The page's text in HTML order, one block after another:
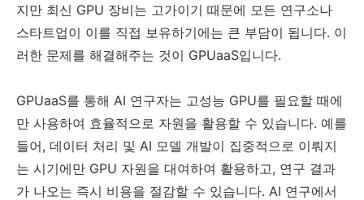
지만 최신 GPU 장비는 고가이기 때문에 모든 연구소나
스타트업이 이를 직접 보유하기에는 큰 부담이 됩니다. 이
러한 문제를 해결해주는 것이 GPUaaS입니다.
GPUaaS를 통해 AI 연구자는 고성능 GPU를 필요할 때에
만 사용하여 효율적으로 자원을 활용할 수 있습니다. 예를
들어, 데이터 처리 및 AI 모델 개발이 집중적으로 이뤄지
는 시기에만 GPU 자원을 대여하여 활용하고, 연구 결과
가 나오는 즉시 비용을 절감할 수 있습니다. AI 연구에서